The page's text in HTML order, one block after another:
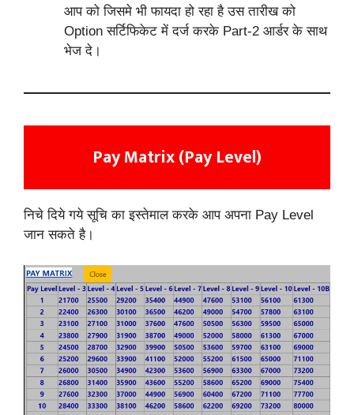
आप को जिसमे भी फायदा हो रहा है उस तारीख को
Option सर्टिफिकेट में दर्ज करके Part-2 आर्डर के साथ
भेज दे।
Pay Matrix (Pay Level)
निचे दिये गये सूचि का इस्तेमाल करके आप अपना Pay Level
जान सकते है।